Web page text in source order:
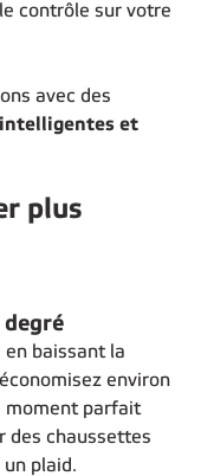
contrôle sur votre
avec des
et
plus
degré
baissant la
environ
moment parfait
des chaussettes
plaid.